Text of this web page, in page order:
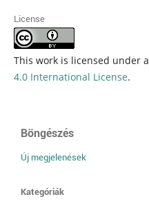
License
This work is licensed under a
4.0 International License.
Böngészés
Új megjelenések
Kategóriák